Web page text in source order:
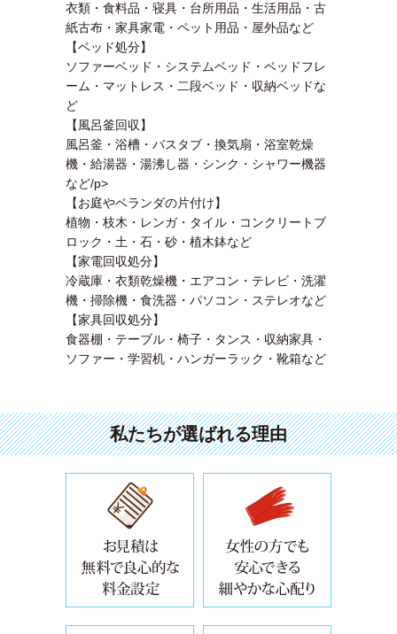
衣類・食料品・寝具・台所用品・生活用品・古
紙古布・家具家電・ペット用品・屋外品など
【ベッド処分】
ソファーベッド・システムベッド・ベッドフレ
ーム・マットレス・二段ベッド・収納ベッドな
ど
【風呂釜回収】
風呂釜・浴槽・バスタブ・換気扇・浴室乾燥
機・給湯器・湯沸し器・シンク・シャワー機器
など/p>
【お庭やベランダの片付け】
植物・枝木・レンガ・タイル・コンクリートブ
ロック・土・石・砂・植木鉢など
【家電回収処分】
冷蔵庫・衣類乾燥機・エアコン・テレビ・洗濯
機・掃除機・食洗器・パソコン・ステレオなど
【家具回収処分】
食器棚・テーブル・椅子・タンス・収納家具・
ソファー・学習机・ハンガーラック・靴箱など
私たちが選ばれる理由